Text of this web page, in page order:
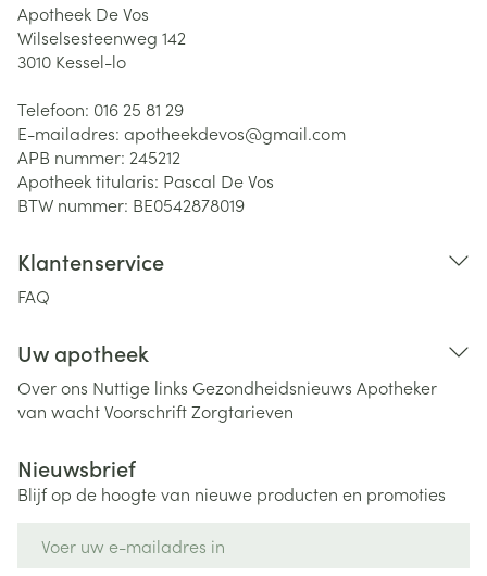
Apotheek De Vos
Wilselsesteenweg 142
3010 Kessel-lo
Telefoon: 016 25 81 29
E-mailadres: apotheekdevos@gmail.com
APB nummer: 245212
Apotheek titularis: Pascal De Vos
BTW nummer: BE0542878019
Klantenservice
FAQ
Uw apotheek
Over ons Nuttige links Gezondheidsnieuws Apotheker
van wachtVoorschriftZorgtarieven
Nieuwsbrief
Blijf op de hoogte van nieuwe producten en promoties